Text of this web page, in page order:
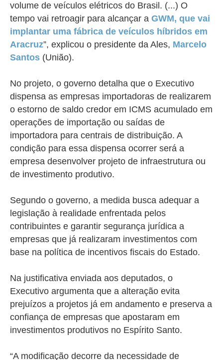
volume de veículos elétricos do Brasil. (...) O
tempo vai retroagir para alcançar a GWM, que vai
implantar uma fábrica de veículos híbridos em
Aracruz”, explicou o presidente da Ales, Marcelo
Santos (União).
No projeto, o governo detalha que o Executivo
dispensa as empresas importadoras de realizarem
o estorno de saldo credor em ICMS acumulado em
operações de importação ou saídas de
importadora para centrais de distribuição. A
condição para essa dispensa ocorrer será a
empresa desenvolver projeto de infraestrutura ou
de investimento produtivo.
Segundo o governo, a medida busca adequar a
legislação à realidade enfrentada pelos
contribuintes e garantir segurança jurídica a
empresas que já realizaram investimentos com
base na política de incentivos fiscais do Estado.
Na justificativa enviada aos deputados, o
Executivo argumenta que a alteração evita
prejuízos a projetos já em andamento e preserva a
confiança de empresas que apostaram em
investimentos produtivos no Espírito Santo.
“A modificação decorre da necessidade de